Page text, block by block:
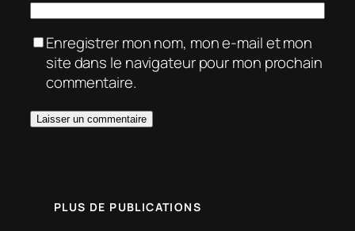
Enregistrer mon nom, mon e-mail et mon
site dans le navigateur pour mon prochain
commentaire.
PLUS DE PUBLICATIONS